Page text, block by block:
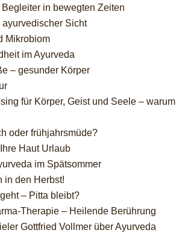
für Körper
Begleiter in bewegten Zeiten
ayurvedischer Sicht
Mikrobiom
im Ayurveda
– gesunder Körper
oder frühjahrsmüde?
Ihre Haut Urlaub
im Spätsommer
in den Herbst!
geht – Pitta bleibt?
Therapie – Heilende Berührung
Gottfried Vollmer über Ayurveda